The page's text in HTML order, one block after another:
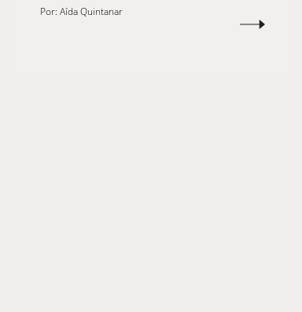
Por: Aída Quintanar